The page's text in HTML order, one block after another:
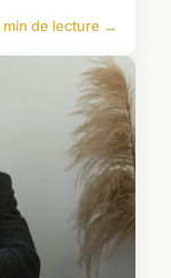
min de lecture →